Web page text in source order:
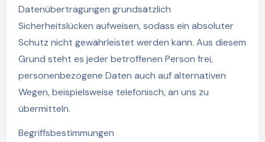
Datenübertragungen grundsätzlich
Sicherheitslücken aufweisen, sodass ein absoluter
Schutz nicht gewährleistet werden kann. Aus diesem
Grund steht es jeder betroffenen Person frei,
personenbezogene Daten auch auf alternativen
Wegen, beispielsweise telefonisch, an uns zu
übermitteln.
Begriffsbestimmungen